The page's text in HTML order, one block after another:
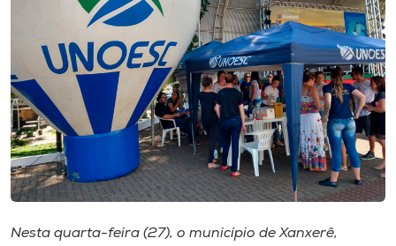
Rádio
Museu
Unoesc
Store
Nesta quarta-feira (27), o município de Xanxerê,